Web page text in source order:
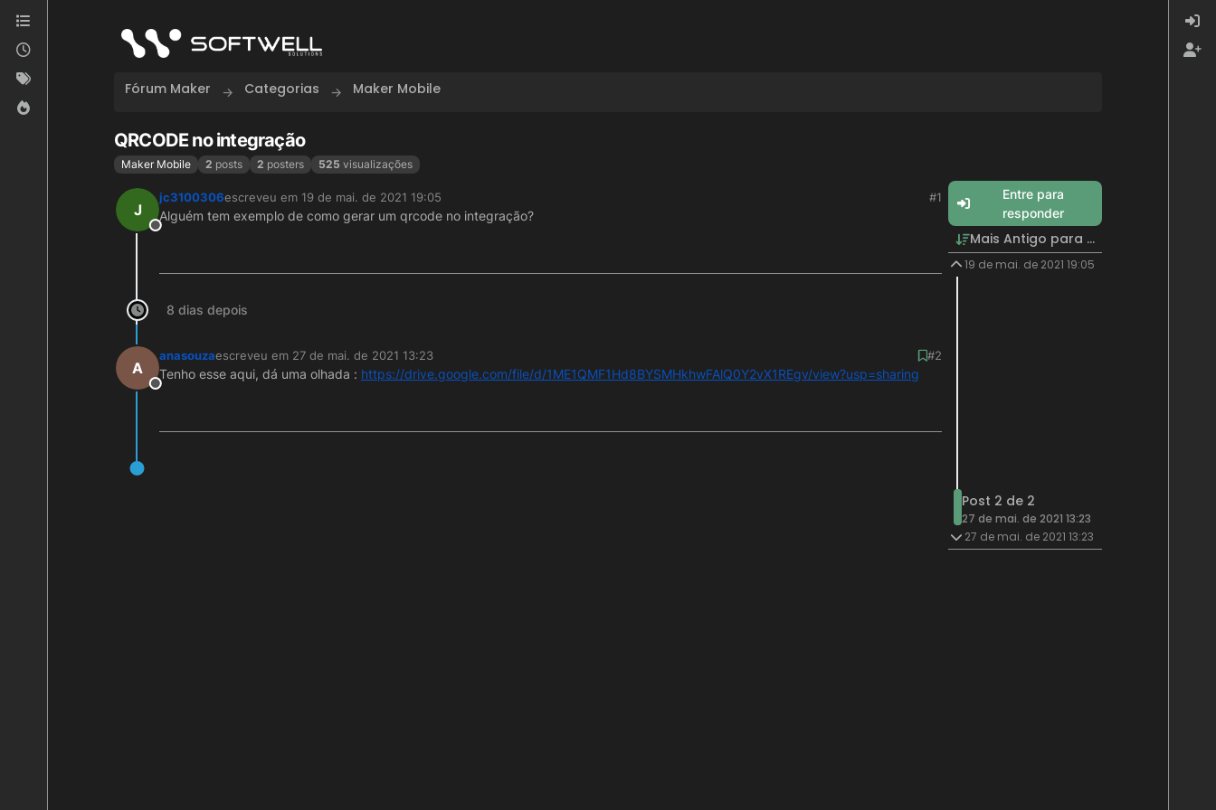
Skip to content
Fórum Maker Categorias Maker Mobile
QRCODE no integração
Maker Mobile 2 posts 2 posters 525 visualizações
J
Offline
jc3100306escreveu em 19 de mai. de 2021 19:05
última edição por
#1
Alguém tem exemplo de como gerar um qrcode no integração?
8 dias depois
A
Offline
anasouzaescreveu em 27 de mai. de 2021 13:23
última edição por
#2
Tenho esse aqui, dá uma olhada : https://drive.google.com/file/d/1ME1QMF1Hd8BYSMHkhwFAlQ0Y2vX1REgv/view?usp=sharing
Entre para
responder
Mais Antigo para Mais Recente
19 de mai. de 2021 19:05
Post 2 de 2
27 de mai. de 2021 13:23
27 de mai. de 2021 13:23